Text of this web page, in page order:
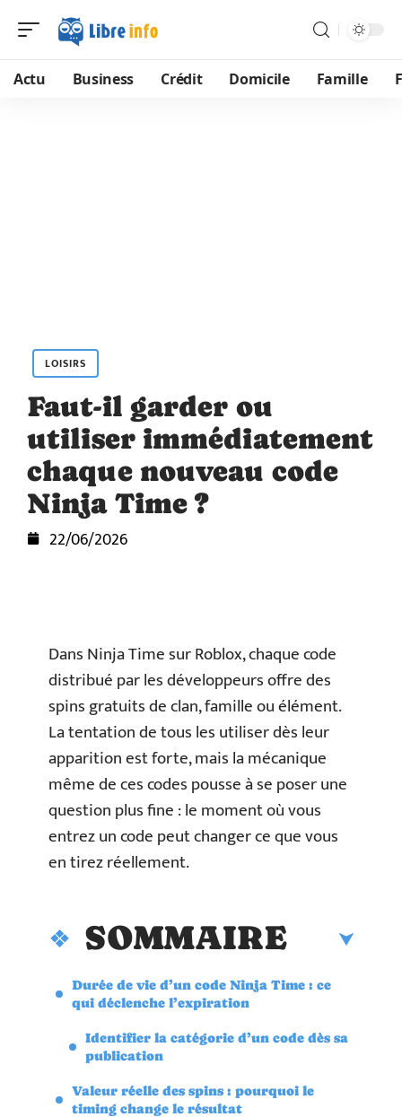
Actu Business Crédit Domicile Famille
LOISIRS
Faut-il garder ou
utiliser immédiatement
chaque nouveau code
Ninja Time ?
22/06/2026
Dans Ninja Time sur Roblox, chaque code
distribué par les développeurs offre des
spins gratuits de clan, famille ou élément.
La tentation de tous les utiliser dès leur
apparition est forte, mais la mécanique
même de ces codes pousse à se poser une
question plus fine : le moment où vous
entrez un code peut changer ce que vous
en tirez réellement.
SOMMAIRE
Durée de vie d’un code Ninja Time : ce
qui déclenche l’expiration
Identifier la catégorie d’un code dès sa
publication
Valeur réelle des spins : pourquoi le
timing change le résultat